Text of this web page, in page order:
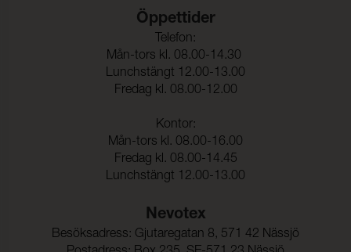
Öppettider
Telefon:
Mån-tors kl. 08.00-14.30
Lunchstängt 12.00-13.00
Fredag kl. 08.00-12.00
Kontor:
Mån-tors kl. 08.00-16.00
Fredag kl. 08.00-14.45
Lunchstängt 12.00-13.00
Nevotex
Besöksadress: Gjutaregatan 8, 571 42 Nässjö